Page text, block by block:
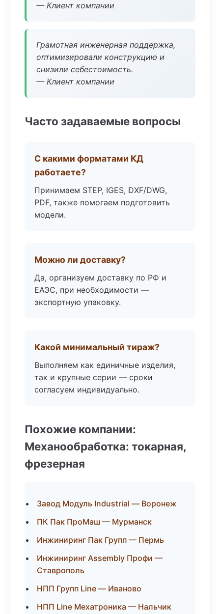
— Клиент компании
Грамотная инженерная поддержка,
оптимизировали конструкцию и
снизили себестоимость.
— Клиент компании
Часто задаваемые вопросы
С какими форматами КД
работаете?
Принимаем STEP, IGES, DXF/DWG,
PDF, также помогаем подготовить
модели.
Можно ли доставку?
Да, организуем доставку по РФ и
ЕАЭС, при необходимости —
экспортную упаковку.
Какой минимальный тираж?
Выполняем как единичные изделия,
так и крупные серии — сроки
согласуем индивидуально.
Похожие компании:
Механообработка: токарная,
фрезерная
Завод Модуль Industrial — Воронеж
ПК Пак ПроМаш — Мурманск
Инжиниринг Пак Групп — Пермь
Инжиниринг Assembly Профи —
Ставрополь
НПП Групп Line — Иваново
НПП Line Мехатроника — Нальчик